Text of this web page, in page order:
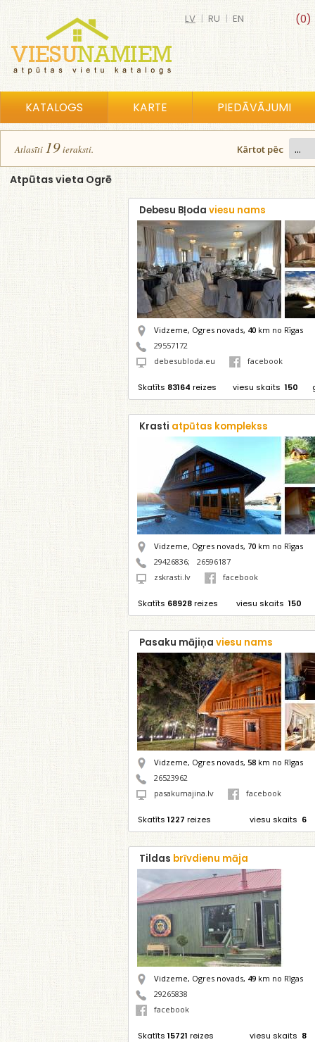
(0)
LV | RU | EN
KATALOGS KARTE PIEDĀVĀJUMI
Atlasīti 19ieraksti. Kārtot pēc
Atpūtas vieta Ogrē
Debesu Bļoda viesu nams
Vidzeme, Ogres novads, 40 km no Rīgas
29557172
debesubloda.eu
facebook
Skatīts 83164 reizes viesu skaits 150
Krasti atpūtas komplekss
Vidzeme, Ogres novads, 70 km no Rīgas
29426836;
26596187
zskrasti.lv
facebook
Skatīts 68928reizes viesu skaits 150
Pasaku mājiņa viesu nams
Vidzeme, Ogres novads, 58 km no Rīgas
26523962
pasakumajina.lv
facebook
Skatīts 1227 reizes viesu skaits 6
Tildas brīvdienu māja
Vidzeme, Ogres novads, 49 km no Rīgas
29265838
facebook
Skatīts 15721 reizes viesu skaits 8